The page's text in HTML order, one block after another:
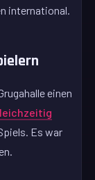
international.
einen
Es war